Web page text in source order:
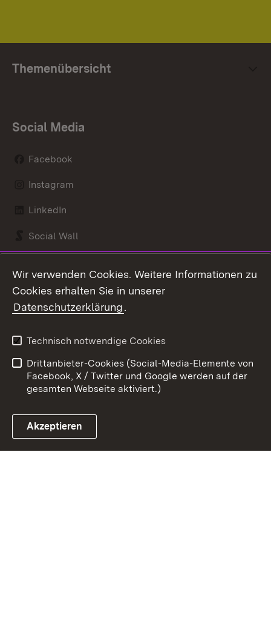
Themenübersicht
Social Media
Facebook
Instagram
LinkedIn
Social Wall
Link zum Landesportal
Kontakt
Barrierefreiheit
Impressum
Cookies
Wir verwenden Cookies. Weitere Informationen zu
Cookies erhalten Sie in unserer
Datenschutzerklärung.
Technisch notwendige Cookies
Drittanbieter-Cookies (Social-Media-Elemente von
Facebook, X / Twitter und Google werden auf der
gesamten Webseite aktiviert.)
Akzeptieren